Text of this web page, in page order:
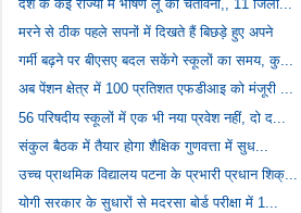
देश के कई राज्यों में भीषण लू की चेतावनी,, 11 जिलो...
मरने से ठीक पहले सपनों में दिखते हैं बिछड़े हुए अपने
गर्मी बढ़ने पर बीएसए बदल सकेंगे स्कूलों का समय, कु...
अब पेंशन क्षेत्र में 100 प्रतिशत एफडीआइ को मंजूरी ...
56 परिषदीय स्कूलों में एक भी नया प्रवेश नहीं, दो द...
संकुल बैठक में तैयार होगा शैक्षिक गुणवत्ता में सुध...
उच्च प्राथमिक विद्यालय पटना के प्रभारी प्रधान शिक्...
योगी सरकार के सुधारों से मदरसा बोर्ड परीक्षा में 1...